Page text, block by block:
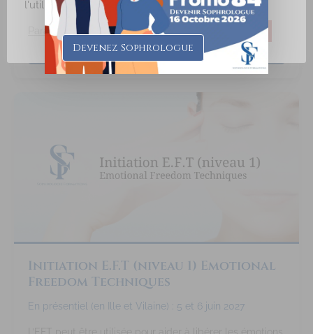
Directeur & Sophrologue
En savoir plus
Initiation E.F.T (niveau 1) Emotional
Freedom Techniques
En présentiel (en Ille et Vilaine) : 5 et 6 juin 2027
Devenez Sophrologue
l'utilisation de TOUS les cookies.
Paramètres des Cookies J'accepte Je refuse